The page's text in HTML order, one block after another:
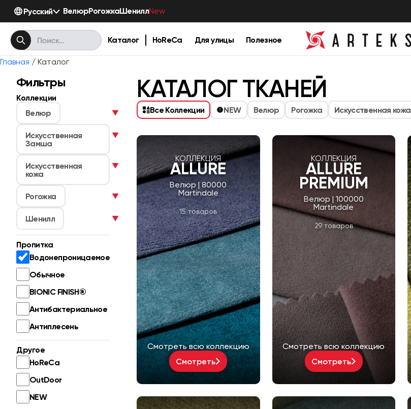
Русский ВелюрРогожкаШениллNew
Каталог HoReCa Для улицы Полезное
Главная / Каталог
Фильтры
Коллекции
Велюр
▼
Искусственная
Замша
▼
Искусственная
кожа
▼
Рогожка ▼
Шенилл ▼
Пропитка
Водонепроницаемое
Обычное
BIONIC FINISH®
Антибактериальное
Антиплесень
Другое
HoReCa
OutDoor
NEW
КАТАЛОГ ТКАНЕЙ
Все Коллекции NEW Велюр Рогожка Искусственная кожа
КОЛЛЕКЦИЯ
ALLURE
Велюр | 80000
Martindale
15 товаров
Смотреть всю коллекцию
Смотреть
КОЛЛЕКЦИЯ
ALLURE
PREMIUM
Велюр | 100000
Martindale
29 товаров
Смотреть всю коллекцию
Смотреть